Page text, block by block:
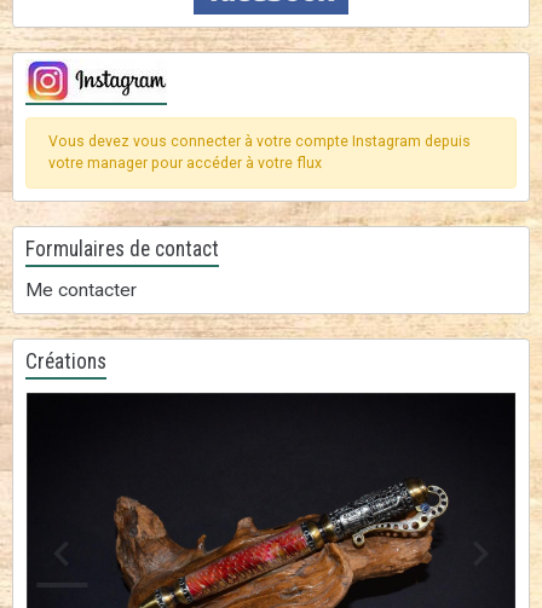
Vous devez vous connecter à votre compte Instagram depuis
votre manager pour accéder à votre flux
Formulaires de contact
Me contacter
Créations